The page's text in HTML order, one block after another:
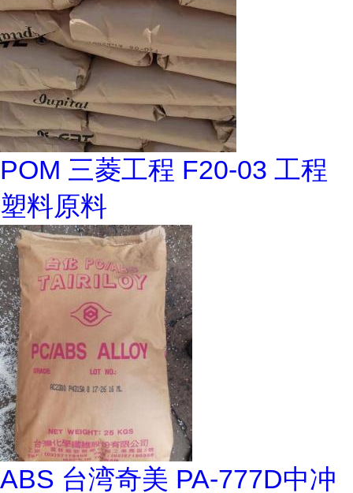
POM 三菱工程 F20-03 工程
塑料原料
ABS 台湾奇美 PA-777D中冲